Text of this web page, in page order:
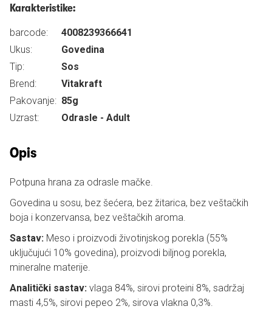
Karakteristike:
barcode:
4008239366641
Ukus:
Govedina
Tip:
Sos
Brend:
Vitakraft
Pakovanje: 85g
Uzrast:
Odrasle - Adult
Opis
Potpuna hrana za odrasle mačke.
Govedina u sosu, bez šećera, bez žitarica, bez veštačkih
boja i konzervansa, bez veštačkih aroma.
Sastav: Meso i proizvodi životinjskog porekla (55%
uključujući 10% govedina), proizvodi biljnog porekla,
mineralne materije.
Analitički sastav: vlaga 84%, sirovi proteini 8%, sadržaj
masti 4,5%, sirovi pepeo 2%, sirova vlakna 0,3%.